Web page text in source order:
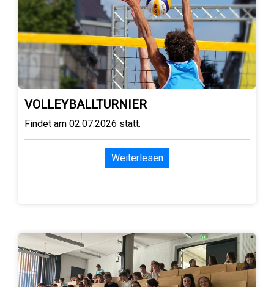
VOLLEYBALLTURNIER
Findet am 02.07.2026 statt.
Weiterlesen